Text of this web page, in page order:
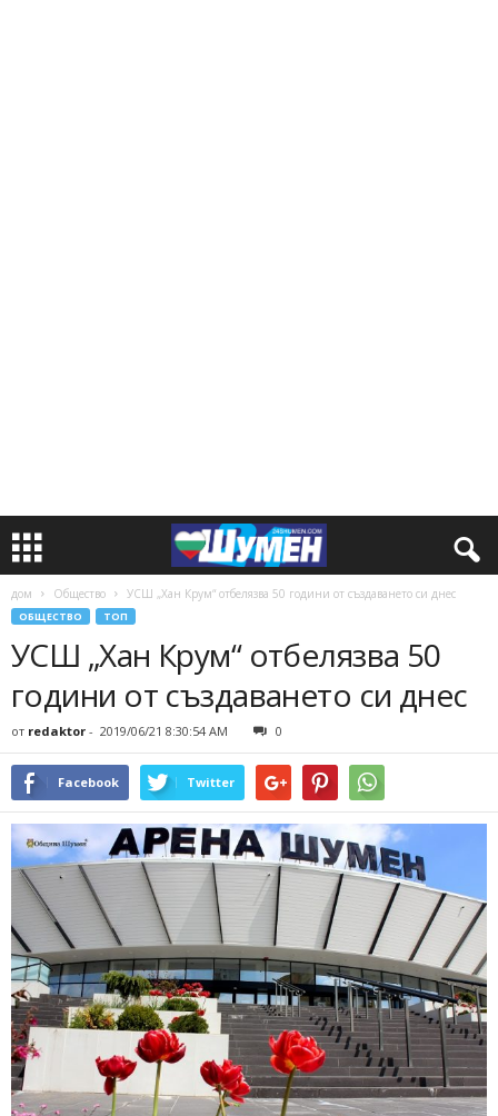
дом Общество УСШ „Хан Крум“ отбелязва 50 години от създаването си днес
ОБЩЕСТВО ТОП
УСШ „Хан Крум“ отбелязва 50
години от създаването си днес
от redaktor - 2019/06/21 8:30:54 AM 0
Facebook Twitter